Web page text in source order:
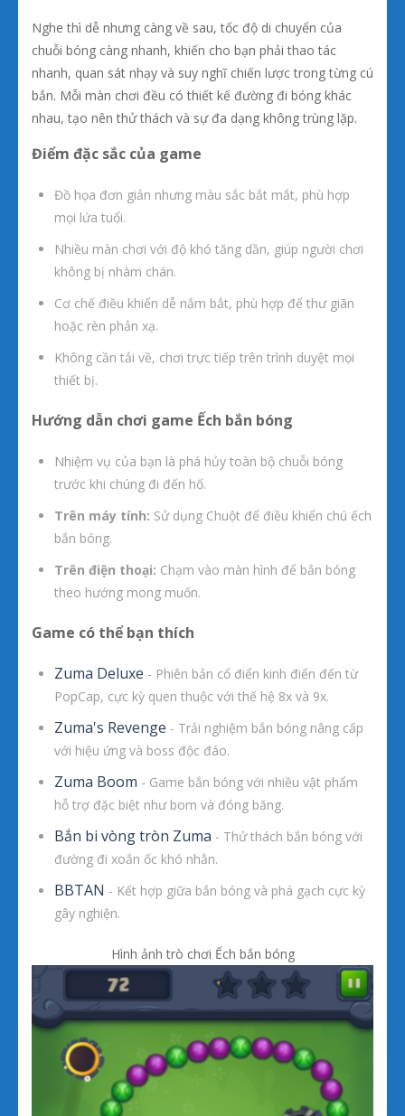
Nghe thì dễ nhưng càng về sau, tốc độ di chuyển của
chuỗi bóng càng nhanh, khiến cho bạn phải thao tác
nhanh, quan sát nhạy và suy nghĩ chiến lược trong từng cú
bắn. Mỗi màn chơi đều có thiết kế đường đi bóng khác
nhau, tạo nên thử thách và sự đa dạng không trùng lặp.
Điểm đặc sắc của game
Đồ họa đơn giản nhưng màu sắc bắt mắt, phù hợp
mọi lứa tuổi.
Nhiều màn chơi với độ khó tăng dần, giúp người chơi
không bị nhàm chán.
Cơ chế điều khiển dễ nắm bắt, phù hợp để thư giãn
hoặc rèn phản xạ.
Không cần tải về, chơi trực tiếp trên trình duyệt mọi
thiết bị.
Hướng dẫn chơi game Ếch bắn bóng
Nhiệm vụ của bạn là phá hủy toàn bộ chuỗi bóng
trước khi chúng đi đến hố.
Trên máy tính: Sử dụng Chuột để điều khiển chú ếch
bắn bóng.
Trên điện thoại: Chạm vào màn hình để bắn bóng
theo hướng mong muốn.
Game có thể bạn thích
Zuma Deluxe - Phiên bản cổ điển kinh điển đến từ
PopCap, cực kỳ quen thuộc với thế hệ 8x và 9x.
Zuma's Revenge - Trải nghiệm bắn bóng nâng cấp
với hiệu ứng và boss độc đáo.
Zuma Boom - Game bắn bóng với nhiều vật phẩm
hỗ trợ đặc biệt như bom và đóng băng.
Bắn bi vòng tròn Zuma - Thử thách bắn bóng với
đường đi xoắn ốc khó nhằn.
BBTAN - Kết hợp giữa bắn bóng và phá gạch cực kỳ
gây nghiện.
Hình ảnh trò chơi Ếch bắn bóng